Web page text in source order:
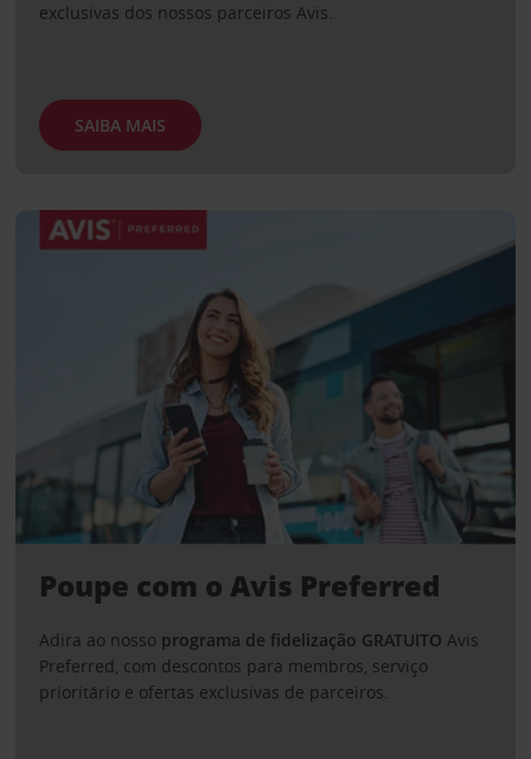
exclusivas dos nossos parceiros Avis.
SAIBA MAIS
Poupe com o Avis Preferred
Adira ao nosso programa de fidelização GRATUITO Avis
Preferred, com descontos para membros, serviço
prioritário e ofertas exclusivas de parceiros.